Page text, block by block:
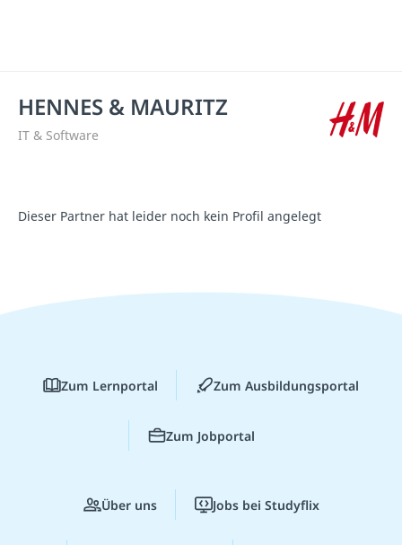
HENNES & MAURITZ
IT & Software
Dieser Partner hat leider noch kein Profil angelegt
Zum Lernportal Zum Ausbildungsportal
Zum Jobportal
Über uns Jobs bei Studyflix